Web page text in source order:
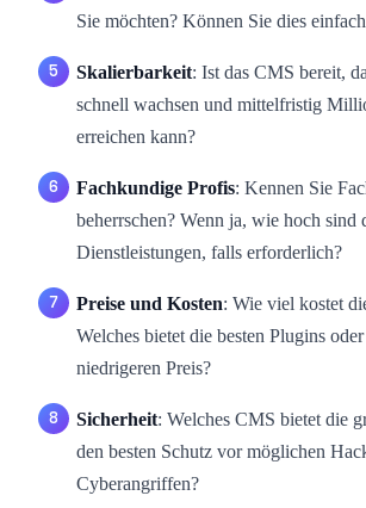
Sie möchten? Können Sie dies
Skalierbarkeit: Ist das CMS bereit,
schnell wachsen und mittelfristig
erreichen kann?
Fachkundige Profis: Kennen Sie
beherrschen? Wenn ja, wie hoch sind
Dienstleistungen, falls erforderlich?
Preise und Kosten: Wie viel kostet
Welches bietet die besten Plugins
niedrigeren Preis?
Sicherheit: Welches CMS bietet die
den besten Schutz vor möglichen
Cyberangriffen?